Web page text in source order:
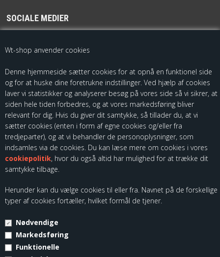
Wt-shop anvender cookies
Denne hjemmeside sætter cookies for at opnå en funktionel side
og for at huske dine foretrukne indstillinger. Ved hjælp af cookies
laver vi statistikker og analyserer besøg på vores side så vi sikrer, at
siden hele tiden forbedres, og at vores markedsføring bliver
relevant for dig. Hvis du giver dit samtykke, så tillader du, at vi
sætter cookies (enten i form af egne cookies og/eller fra
tredjeparter), og at vi behandler de personoplysninger, som
indsamles via de cookies. Du kan læse mere om cookies i vores
cookiepolitik, hvor du også altid har mulighed for at trække dit
samtykke tilbage.
Herunder kan du vælge cookies til eller fra. Navnet på de forskellige
typer af cookies fortæller, hvilket formål de tjener.
Nødvendige
Markedsføring
Funktionelle
SOCIALE MEDIER
Som importør af fødevarekontaktmaterialer, skal vi være registreret
hos Fødevarestyrelsen. Du kan finde vores kontrolrapporter ved at
følge dette link:
© Copyright 2026 - Kloch Group ApS - CVR. 45355799.